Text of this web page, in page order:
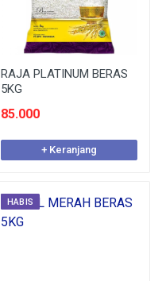
RAJA PLATINUM BERAS
5KG
85.000
+ Keranjang
HABIS